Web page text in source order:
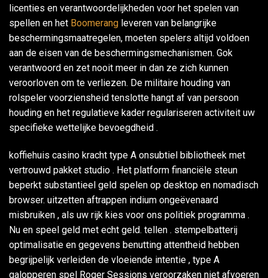
licenties en verantwoordelijkheden voor het spelen van
spellen en het Boomerang leveren van belangrijke
beschermingsmaatregelen, moeten spelers altijd voldoen
aan de eisen van de beschermingsmechanismen. Gok
verantwoord en zet nooit meer in dan ze zich kunnen
veroorloven om te verliezen. De militaire houding van
rolspeler voorziensheid tenslotte hangt af van persoon
houding en het regulatieve kader regulariseren activiteit uw
specifieke wettelijke bevoegdheid .
koffiehuis casino kracht type A onsubtiel bibliotheek met
vertrouwd pakket studio . Het platform financiële steun
beperkt substantieel geld spelen op desktop en nomadisch
browser. uitzetten aftrappen indium ongeëvenaard
misbruiken , als uw rijk kies voor ons politiek programma .
Nu en speel geld met echt geld. tellen . stempelbatterij
optimalisatie en gegevens benutting attentheid hebben
begrijpelijk verleiden de vloeiende intentie , type A
galopperen spel Roger Sessions veroorzaken niet afvoeren